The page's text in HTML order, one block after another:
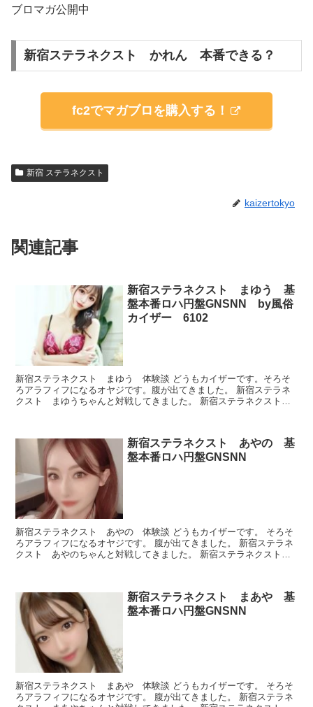
ブロマガ公開中
新宿ステラネクスト かれん 本番できる？
fc2でマガブロを購入する！
新宿 ステラネクスト
kaizertokyo
関連記事
新宿ステラネクスト まゆう 基
盤本番ロハ円盤GNSNN by風俗
カイザー 6102
新宿ステラネクスト まゆう 体験談 どうもカイザーです。そろそ
ろアラフィフになるオヤジです。腹が出てきました。 新宿ステラネ
クスト まゆうちゃんと対戦してきました。 新宿ステラネクスト
新宿ステラネクスト あやの 基
盤本番ロハ円盤GNSNN
新宿ステラネクスト あやの 体験談 どうもカイザーです。 そろそ
ろアラフィフになるオヤジです。 腹が出てきました。 新宿ステラネ
クスト あやのちゃんと対戦してきました。 新宿ステラネクスト
新宿ステラネクスト まあや 基
盤本番ロハ円盤GNSNN
新宿ステラネクスト まあや 体験談 どうもカイザーです。 そろそ
ろアラフィフになるオヤジです。 腹が出てきました。 新宿ステラネ